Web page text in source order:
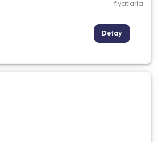
fiyatlarla
Detay